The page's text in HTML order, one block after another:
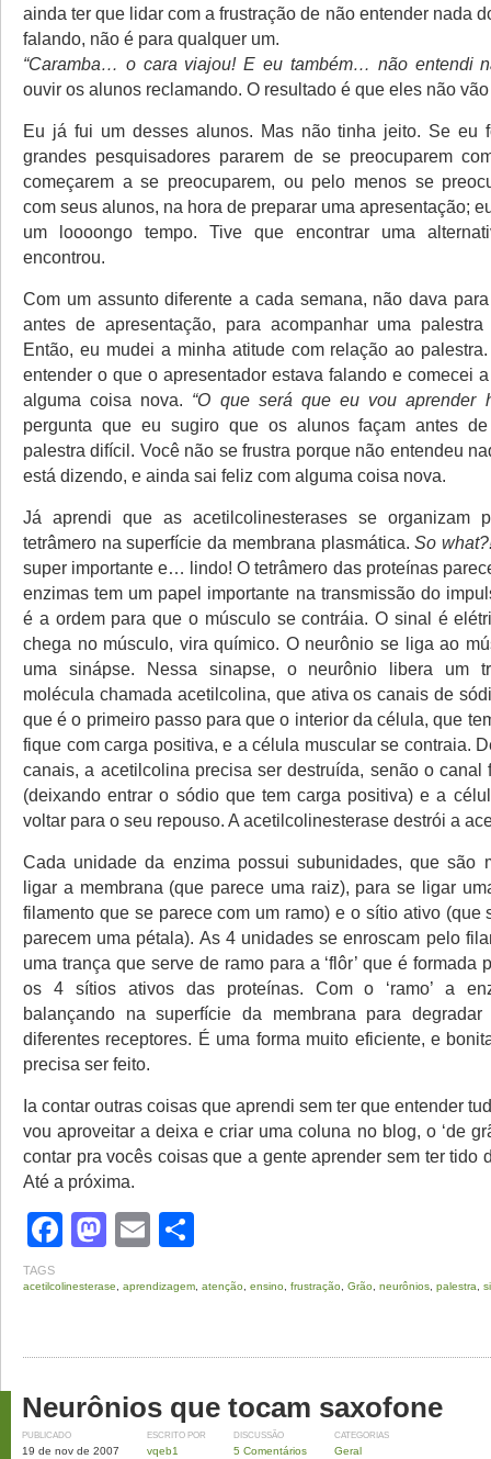
ainda ter que lidar com a frustração de não entender nada
falando, não é para qualquer um.
“Caramba… o cara viajou! E eu também… não entendi
ouvir os alunos reclamando. O resultado é que eles não
Eu já fui um desses alunos. Mas não tinha jeito. Se eu
grandes pesquisadores pararem de se preocuparem
começarem a se preocuparem, ou pelo menos se
com seus alunos, na hora de preparar uma apresentação;
um loooongo tempo. Tive que encontrar uma
encontrou.
Com um assunto diferente a cada semana, não dava
antes de apresentação, para acompanhar uma
Então, eu mudei a minha atitude com relação ao
entender o que o apresentador estava falando e comecei
alguma coisa nova. “O que será que eu vou aprender
pergunta que eu sugiro que os alunos façam antes
palestra difícil. Você não se frustra porque não entendeu
está dizendo, e ainda sai feliz com alguma coisa nova.
Já aprendi que as acetilcolinesterases se organizam
tetrâmero na superfície da membrana plasmática.So
super importante e… lindo! O tetrâmero das proteínas
enzimas tem um papel importante na transmissão do
é a ordem para que o músculo se contráia. O sinal é
chega no músculo, vira químico. O neurônio se liga ao
uma sinápse. Nessa sinapse, o neurônio libera um
molécula chamada acetilcolina, que ativa os canais de
que é o primeiro passo para que o interior da célula, que
fique com carga positiva, e a célula muscular se contraia.
canais, a acetilcolina precisa ser destruída, senão o canal
(deixando entrar o sódio que tem carga positiva) e a
voltar para o seu repouso. A acetilcolinesterase destrói a
Cada unidade da enzima possui subunidades, que são
ligar a membrana (que parece uma raiz), para se ligar
filamento que se parece com um ramo) e o sítio ativo (que
parecem uma pétala). As 4 unidades se enroscam pelo
uma trança que serve de ramo para a ‘flôr’ que é formada
os 4 sítios ativos das proteínas. Com o ‘ramo’ a
balançando na superfície da membrana para degradar
diferentes receptores. É uma forma muito eficiente, e
precisa ser feito.
Ia contar outras coisas que aprendi sem ter que entender
vou aproveitar a deixa e criar uma coluna no blog, o ‘de
contar pra vocês coisas que a gente aprender sem ter tido
Até a próxima.
Facebook
Mastodon
Email
TAGS
acetilcolinesterase aprendizagem atenção ensino frustração Grão neurônios palestra
Neurônios que tocam saxofone
PUBLICADO
19 de nov de 2007
ESCRITO POR
vqeb1
DISCUSSÃO
5 Comentários
CATEGORIAS
Geral